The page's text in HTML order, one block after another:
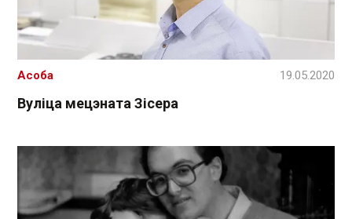
Вуліца мецэната Зісера
Асоба 19.05.2020